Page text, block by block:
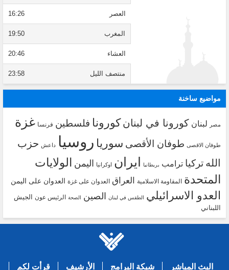
العصر 16:26
المغرب 19:50
العشاء 20:46
منتصف الليل 23:58
مواضيع ساخنة
مصر لبنان كورونا في لبنانكورونا فلسطين فرنسا غزة
طوفان الاقصى طوفان الأقصى سوريا روسيا داعش حزب
الله تركيا ترامب بريطانيا ايران اوكرانيا اليمن الولايات
المتحدة المقاومة الاسلامية العراق العدوان على غزة العدوان على اليمن
العدو الاسرائيلي الطقس في لبنان الصين الصحة الرئيس عون الجيش
اللبناني
البث المباشر شبكة البرامج الأرشيف قرأت لكم